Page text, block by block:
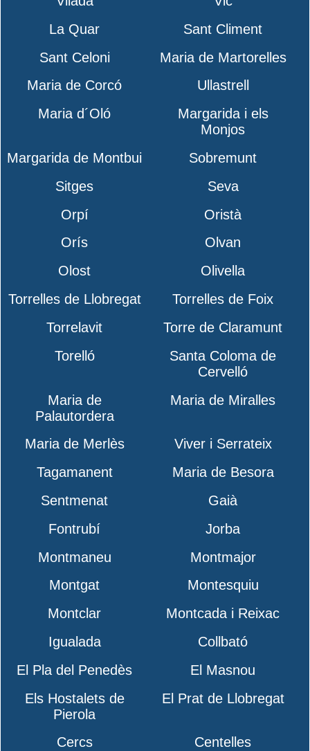
La Quar
Sant Climent
Sant Celoni
Maria de Martorelles
Maria de Corcó
Ullastrell
Maria d´Oló
Margarida i els
Monjos
Margarida de Montbui
Sobremunt
Sitges
Seva
Orpí
Oristà
Orís
Olvan
Olost
Olivella
Torrelles de Llobregat
Torrelles de Foix
Torrelavit
Torre de Claramunt
Torelló
Santa Coloma de
Cervelló
Maria de
Palautordera
Maria de Miralles
Maria de Merlès
Viver i Serrateix
Tagamanent
Maria de Besora
Sentmenat
Gaià
Fontrubí
Jorba
Montmaneu
Montmajor
Montgat
Montesquiu
Montclar
Montcada i Reixac
Igualada
Collbató
El Pla del Penedès
El Masnou
Els Hostalets de
Pierola
El Prat de Llobregat
Cercs
Centelles